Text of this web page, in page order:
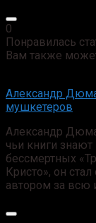
0
Понравилась
Вам также
Александр
мушкетеров
Александр
чьи книги
бессмертных
Кристо», он
автором за всю